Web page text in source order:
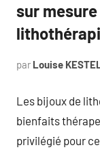
sur
par Louise
Les bijoux de
bienfaits
privilégié pour